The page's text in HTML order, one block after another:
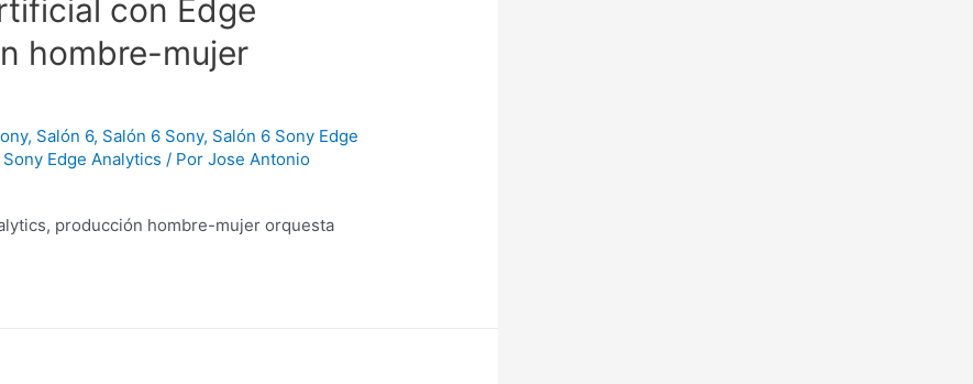
con Edge
hombre-mujer
, Salón 6, Salón 6 Sony, Salón 6 Sony Edge
Edge Analytics / PorJose Antonio
producción hombre-mujer orquesta